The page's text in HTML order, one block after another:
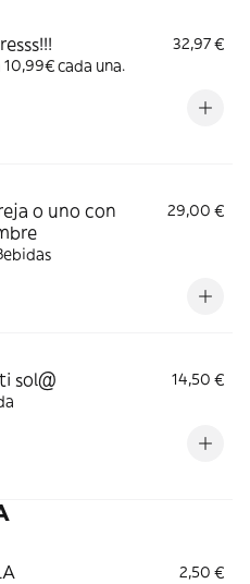
32,97 €
10,99€ cada una.
o uno con
29,00 €
sol@
14,50 €
2,50 €